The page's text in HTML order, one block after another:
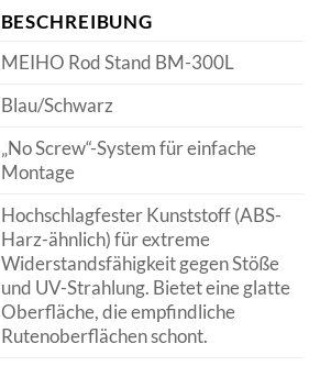
BESCHREIBUNG
MEIHO Rod Stand BM-300L
Blau/Schwarz
„No Screw“-System für einfache
Montage
Hochschlagfester Kunststoff (ABS-
Harz-ähnlich) für extreme
Widerstandsfähigkeit gegen Stöße
und UV-Strahlung. Bietet eine glatte
Oberfläche, die empfindliche
Rutenoberflächen schont.